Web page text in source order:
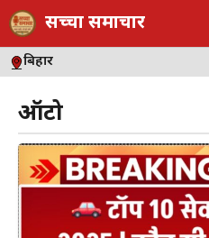
Skip
to
content
सच्चा समाचार
बिहार
ऑटो